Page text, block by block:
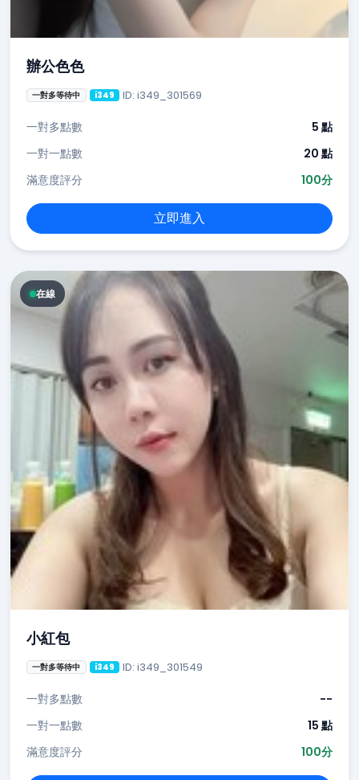
辦公色色
一對多等待中 i349 ID: i349_301569
一對多點數
5 點
一對一點數
20 點
滿意度評分
100分
立即進入
在線
小紅包
一對多等待中 i349 ID: i349_301549
一對多點數
--
一對一點數
15 點
滿意度評分
100分